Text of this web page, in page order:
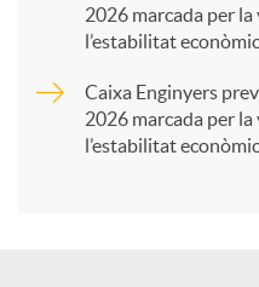
2026 marcada per
l’estabilitat
Caixa Enginyers
2026 marcada per
l’estabilitat